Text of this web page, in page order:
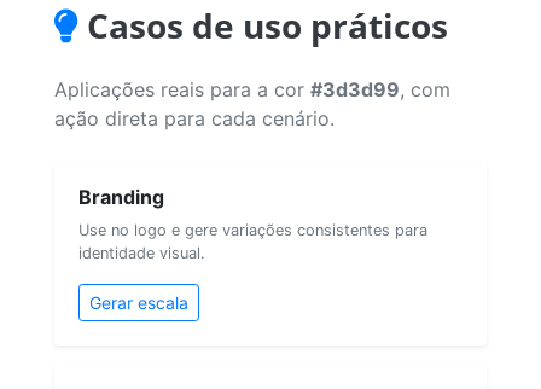
Casos de uso práticos
Aplicações reais para a cor #3d3d99, com
ação direta para cada cenário.
Branding
Use no logo e gere variações consistentes para
identidade visual.
Gerar escala